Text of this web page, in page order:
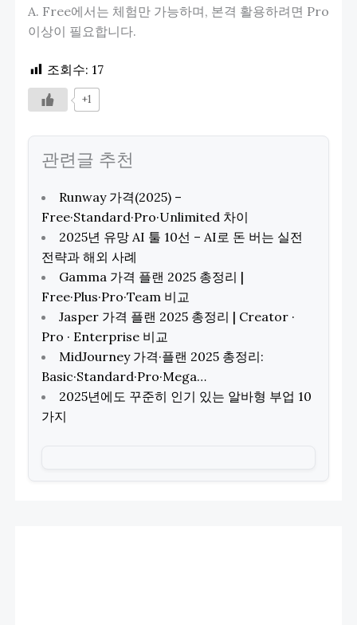
A. Free에서는 체험만 가능하며, 본격 활용하려면 Pro
이상이 필요합니다.
조회수: 17
+1
관련글 추천
Runway 가격(2025) –
Free·Standard·Pro·Unlimited 차이
2025년 유망 AI 툴 10선 – AI로 돈 버는 실전
전략과 해외 사례
Gamma 가격 플랜 2025 총정리 |
Free·Plus·Pro·Team 비교
Jasper 가격 플랜 2025 총정리 | Creator ·
Pro · Enterprise 비교
MidJourney 가격·플랜 2025 총정리:
Basic·Standard·Pro·Mega…
2025년에도 꾸준히 인기 있는 알바형 부업 10
가지